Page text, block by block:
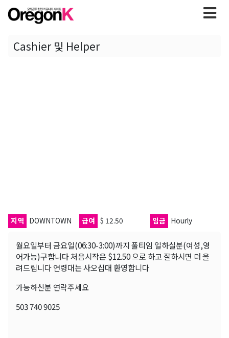
Cashier 및 Helper
지역 DOWNTOWN 급여 $ 12.50 임금 Hourly
월요일부터 금요일(06:30-3:00)까지 풀티임 일하실분(여성,영
어가능)구합니다 처음시작은 $12.50 으로 하고 잘하시면 더 올
려드립니다 연령대는 사오십대 환영합니다
가능하신분 연락주세요
503 740 9025